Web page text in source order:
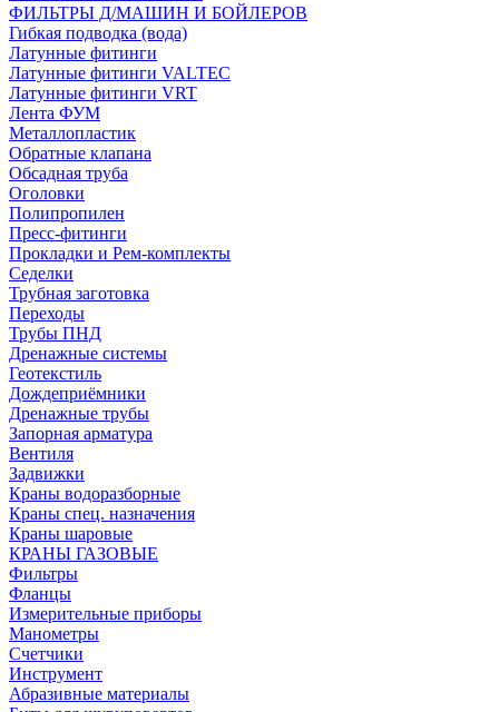
ФИЛЬТРЫ Д/МАШИН И БОЙЛЕРОВ
Гибкая подводка (вода)
Латунные фитинги
Латунные фитинги VALTEC
Латунные фитинги VRT
Лента ФУМ
Металлопластик
Обратные клапана
Обсадная труба
Оголовки
Полипропилен
Пресс-фитинги
Прокладки и Рем-комплекты
Седелки
Трубная заготовка
Переходы
Трубы ПНД
Дренажные системы
Геотекстиль
Дождеприёмники
Дренажные трубы
Запорная арматура
Вентиля
Задвижки
Краны водоразборные
Краны спец. назначения
Краны шаровые
КРАНЫ ГАЗОВЫЕ
Фильтры
Фланцы
Измерительные приборы
Манометры
Счетчики
Инструмент
Абразивные материалы